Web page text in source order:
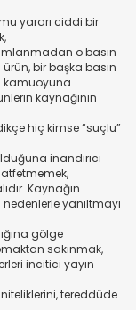
yararı ciddi bir
o basın
bir başka basın
kamuoyuna
kaynağının
hiç kimse “suçlu”
inandırıcı
Kaynağın
yanıltmayı
gölge
sakınmak,
incitici yayın
tereddüde